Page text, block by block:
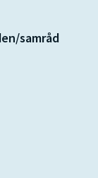
samråd